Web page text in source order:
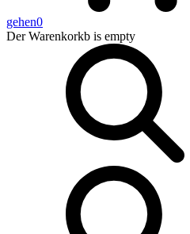
gehen0
Der Warenkorkb is empty